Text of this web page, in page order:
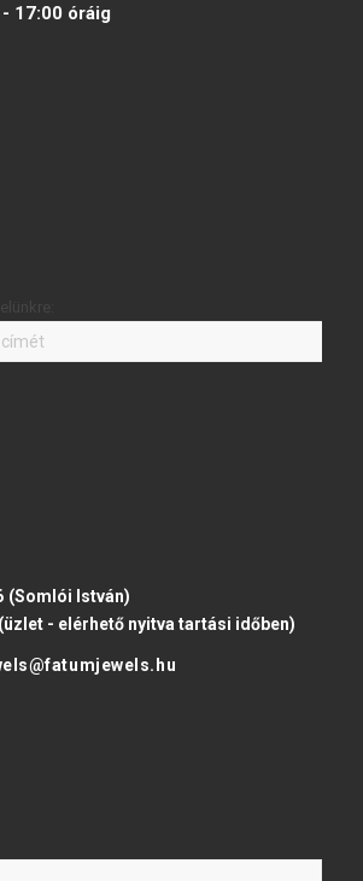
17:00 óráig
(Somlói István)
(üzlet - elérhető nyitva tartási időben)